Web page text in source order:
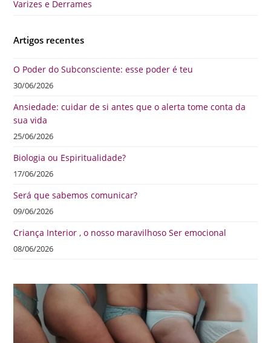
Varizes e Derrames
Artigos recentes
O Poder do Subconsciente: esse poder é teu
30/06/2026
Ansiedade: cuidar de si antes que o alerta tome conta da
sua vida
25/06/2026
Biologia ou Espiritualidade?
17/06/2026
Será que sabemos comunicar?
09/06/2026
Criança Interior , o nosso maravilhoso Ser emocional
08/06/2026